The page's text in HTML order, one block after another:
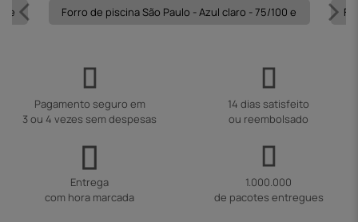
e Forro de piscina São Paulo - Azul claro - 75/100 e
Pagamento seguro em
3 ou 4 vezes sem despesas
14 dias satisfeito
ou reembolsado
Entrega
com hora marcada
1.000.000
de pacotes entregues